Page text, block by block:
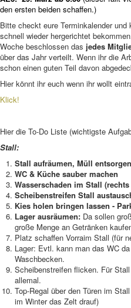
den ersten beiden schaffen.)
Bitte checkt eure Terminkalender
schnell wieder hergerichtet
Woche beschlossen das jedes
über das Jahr verteilt. Wenn ihr die
schon einen guten Teil davon
Hier könnt ihr euch wenn ihr wollt
Klick!
Hier die To-Do Liste (wichtigste
Stall:
Stall aufräumen, Müll entsorgen
WC & Küche sauber machen
Wasserschaden im Stall
Scheibenstreifen Stall
Kies holen bringen lassen -
Lager ausräumen: Da sollen
große Menge an Getränken
Platz schaffen Vorraim Stall (für
Lager: Evtl. kann man das WC
Waschbecken.
Scheibenstreifen flicken. Für
allemal.
Top-Regal über den Türen im
im Winter das Zelt drauf)